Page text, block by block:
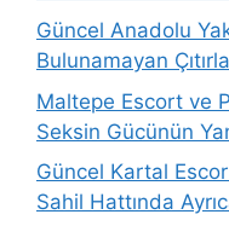
Güncel Anadolu
Bulunamayan
Maltepe Escort ve
Seksin Gücünün
Güncel Kartal
Sahil Hattında